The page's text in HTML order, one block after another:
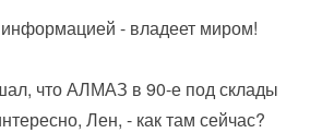
информацией - владеет миром!
что АЛМАЗ в 90-е под склады
Лен, - как там сейчас?